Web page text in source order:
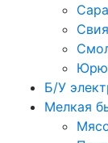
Б/У
Мелкая